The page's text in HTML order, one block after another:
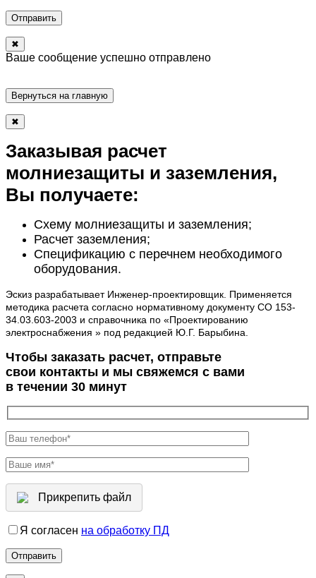
Отправить
✖
Ваше сообщение успешно отправлено
Вернуться на главную
✖
Заказывая расчет
молниезащиты и заземления,
Вы получаете:
Схему молниезащиты и заземления;
Расчет заземления;
Спецификацию с перечнем необходимого
оборудования.
Эскиз разрабатывает Инженер-проектировщик. Применяется
методика расчета согласно нормативному документу СО 153-
34.03.603-2003 и справочника по «Проектированию
электроснабжения » под редакцией Ю.Г. Барыбина.
Чтобы заказать расчет, отправьте
свои контакты и мы свяжемся с вами
в течении 30 минут
Прикрепить файл
Я согласен на обработку ПД